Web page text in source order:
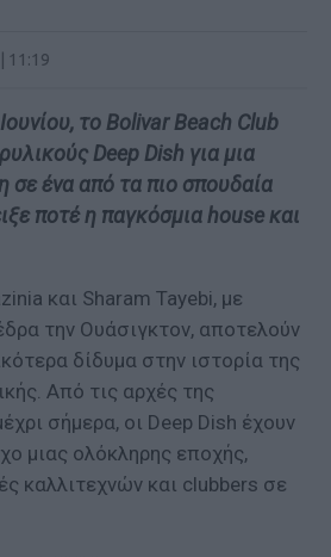
11:19
το Bolivar Beach Club
Deep Dish για μια
σε ένα από τα πιο σπουδαία
ποτέ η παγκόσμια house και
και Sharam Tayebi, με
την Ουάσιγκτον, αποτελούν
δίδυμα στην ιστορία της
Από τις αρχές της
σήμερα, οι Deep Dish έχουν
μιας ολόκληρης εποχής,
καλλιτεχνών και clubbers σε